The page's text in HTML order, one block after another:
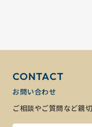
CONTACT
お問い合わせ
ご相談やご質問など親